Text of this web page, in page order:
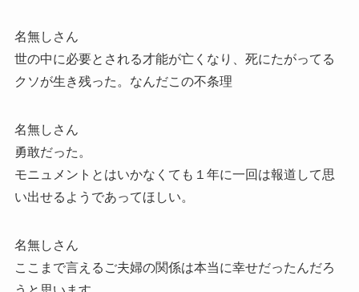
名無しさん
世の中に必要とされる才能が亡くなり、死にたがってる
クソが生き残った。なんだこの不条理
名無しさん
勇敢だった。
モニュメントとはいかなくても１年に一回は報道して思
い出せるようであってほしい。
名無しさん
ここまで言えるご夫婦の関係は本当に幸せだったんだろ